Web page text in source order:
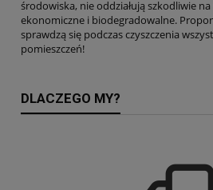
środowiska, nie oddziałują szkodliwie
ekonomiczne i biodegradowalne.
sprawdzą się podczas czyszczenia
pomieszczeń!
DLACZEGO MY?